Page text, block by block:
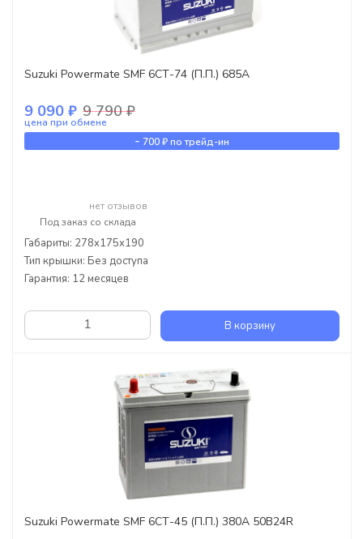
Suzuki Powermate SMF 6СТ-74 (П.П.) 685А
9 090 ₽ 9 790 ₽
цена при обмене
- 700 ₽по трейд-ин
нет отзывов
Под заказ со склада
Габариты: 278x175x190
Тип крышки: Без доступа
Гарантия: 12 месяцев
В корзину
Suzuki Powermate SMF 6СТ-45 (П.П.) 380А 50B24R